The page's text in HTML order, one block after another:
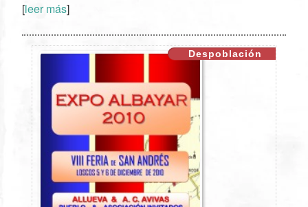
[leer más]
Despoblación